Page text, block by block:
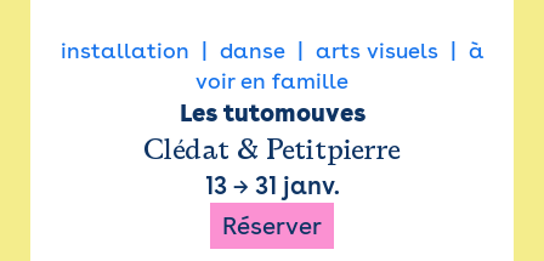
installation danse arts visuels
à
voir en famille
Les tutomouves
Clédat & Petitpierre
13→ 31 janv.
Réserver